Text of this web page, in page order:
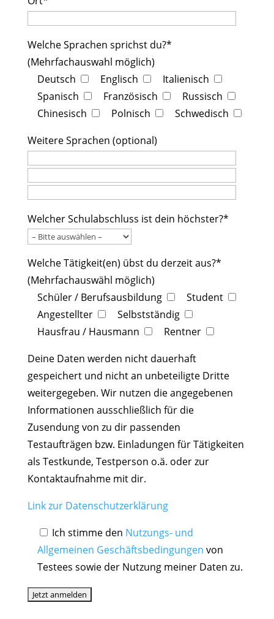
Welche Sprachen sprichst du?*
(Mehrfachauswahl möglich)
Deutsch
Englisch
Italienisch
Spanisch
Französisch
Russisch
Chinesisch
Polnisch
Schwedisch
Weitere Sprachen (optional)
Welcher Schulabschluss ist dein höchster?*
Welche Tätigkeit(en) übst du derzeit aus?*
(Mehrfachauswähl möglich)
Schüler / Berufsausbildung
Student
Angestellter
Selbstständig
Hausfrau / Hausmann
Rentner
Deine Daten werden nicht dauerhaft
gespeichert und nicht an unbeteiligte Dritte
weitergegeben. Wir nutzen die angegebenen
Informationen ausschließlich für die
Zusendung von zu dir passenden
Testaufträgen bzw. Einladungen für Tätigkeiten
als Testkunde, Testperson o.ä. oder zur
Kontaktaufnahme mit dir.
Link zur Datenschutzerklärung
Ich stimme den Nutzungs- und
Allgemeinen Geschäftsbedingungen von
Testees sowie der Nutzung meiner Daten zu.